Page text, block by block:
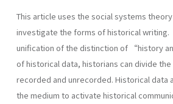
This article uses the social systems
investigate the forms of historical
unification of the distinction of “history
of historical data, historians can divide
recorded and unrecorded. Historical data
the medium to activate historical